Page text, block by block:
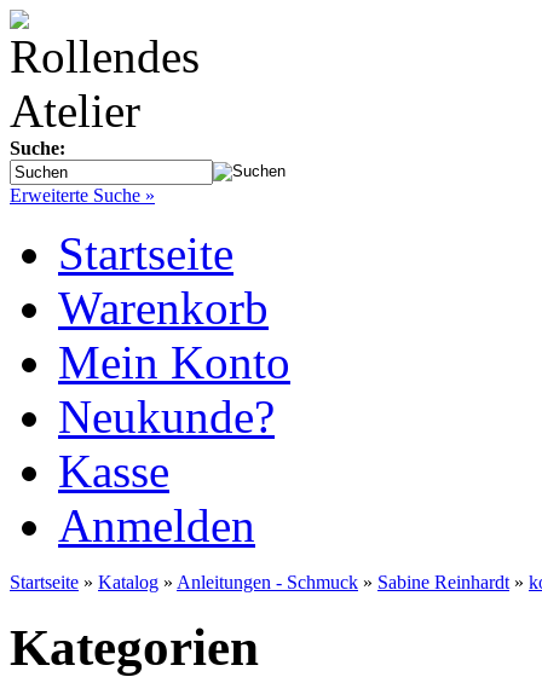
Suche:
Erweiterte Suche »
Startseite
Warenkorb
Mein Konto
Neukunde?
Kasse
Anmelden
Startseite » Katalog » Anleitungen - Schmuck » Sabine Reinhardt »
Kategorien